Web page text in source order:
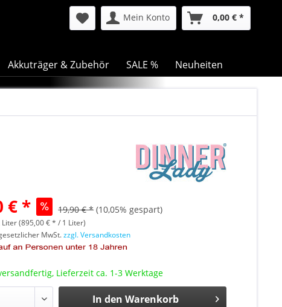
Mein Konto 0,00 € *
Akkuträger & Zubehör SALE % Neuheiten
€ * 19,90 € * (10,05% gespart)
Liter (895,00 € * / 1 Liter)
MwSt.zzgl. Versandkosten
Lieferzeit ca. 1-3 Werktage
In den Warenkorb